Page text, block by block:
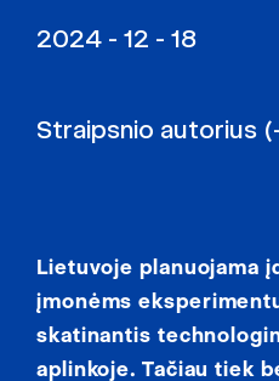
2024 - 12 - 18
Straipsnio autorius
Lietuvoje planuojama
įmonėms
skatinantis
aplinkoje. Tačiau tiek